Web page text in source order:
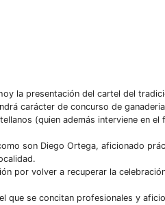
la presentación del cartel del
carácter de concurso de
(quien además interviene en
son Diego Ortega, aficionado
por volver a recuperar la
que se concitan profesionales y